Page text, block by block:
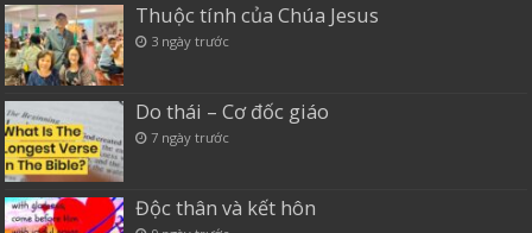
Thuộc tính của Chúa Jesus
3 ngày trước
Do thái – Cơ đốc giáo
7 ngày trước
Độc thân và kết hôn